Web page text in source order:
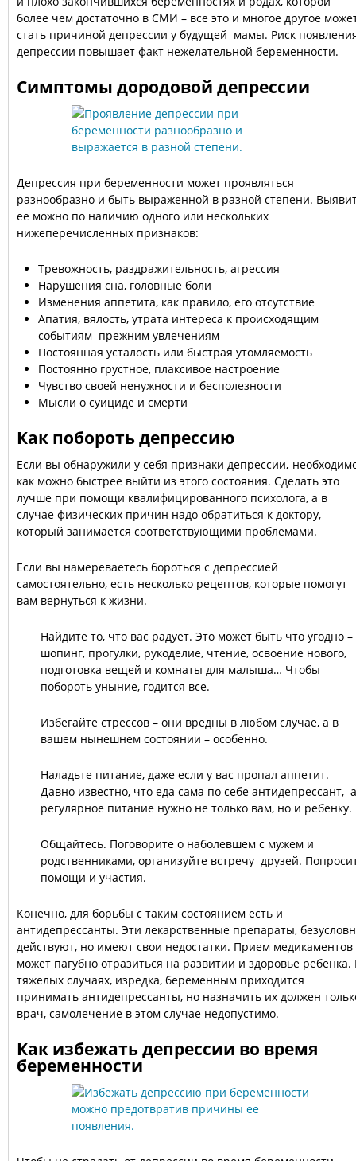
более чем достаточно в СМИ – все это и многое другое
стать причиной депрессии у будущей мамы. Риск
депрессии повышает факт нежелательной беременности.
Симптомы дородовой депрессии
Депрессия при беременности может проявляться
разнообразно и быть выраженной в разной степени.
ее можно по наличию одного или нескольких
нижеперечисленных признаков:
Тревожность, раздражительность, агрессия
Нарушения сна, головные боли
Изменения аппетита, как правило, его отсутствие
Апатия, вялость, утрата интереса к происходящим
событиям прежним увлечениям
Постоянная усталость или быстрая утомляемость
Постоянно грустное, плаксивое настроение
Чувство своей ненужности и бесполезности
Мысли о суициде и смерти
Как побороть депрессию
Если вы обнаружили у себя признаки депрессии,
как можно быстрее выйти из этого состояния. Сделать это
лучше при помощи квалифицированного психолога, а в
случае физических причин надо обратиться к доктору,
который занимается соответствующими проблемами.
Если вы намереваетесь бороться с депрессией
самостоятельно, есть несколько рецептов, которые помогут
вам вернуться к жизни.
Найдите то, что вас радует. Это может быть что угодно –
шопинг, прогулки, рукоделие, чтение, освоение нового,
подготовка вещей и комнаты для малыша… Чтобы
побороть уныние, годится все.
Избегайте стрессов – они вредны в любом случае, а в
вашем нынешнем состоянии – особенно.
Наладьте питание, даже если у вас пропал аппетит.
Давно известно, что еда сама по себе антидепрессант, а
регулярное питание нужно не только вам, но и ребенку.
Общайтесь. Поговорите о наболевшем с мужем и
родственниками, организуйте встречу друзей.
помощи и участия.
Конечно, для борьбы с таким состоянием есть и
антидепрессанты. Эти лекарственные препараты,
действуют, но имеют свои недостатки. Прием медикаментов
может пагубно отразиться на развитии и здоровье ребенка.
тяжелых случаях, изредка, беременным приходится
принимать антидепрессанты, но назначить их должен
врач, самолечение в этом случае недопустимо.
Как избежать депрессии во время
беременности